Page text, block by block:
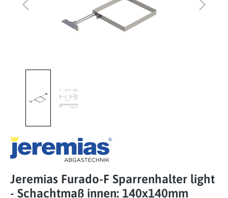
Jeremias Furado-F Sparrenhalter light
- Schachtmaß innen: 140x140mm